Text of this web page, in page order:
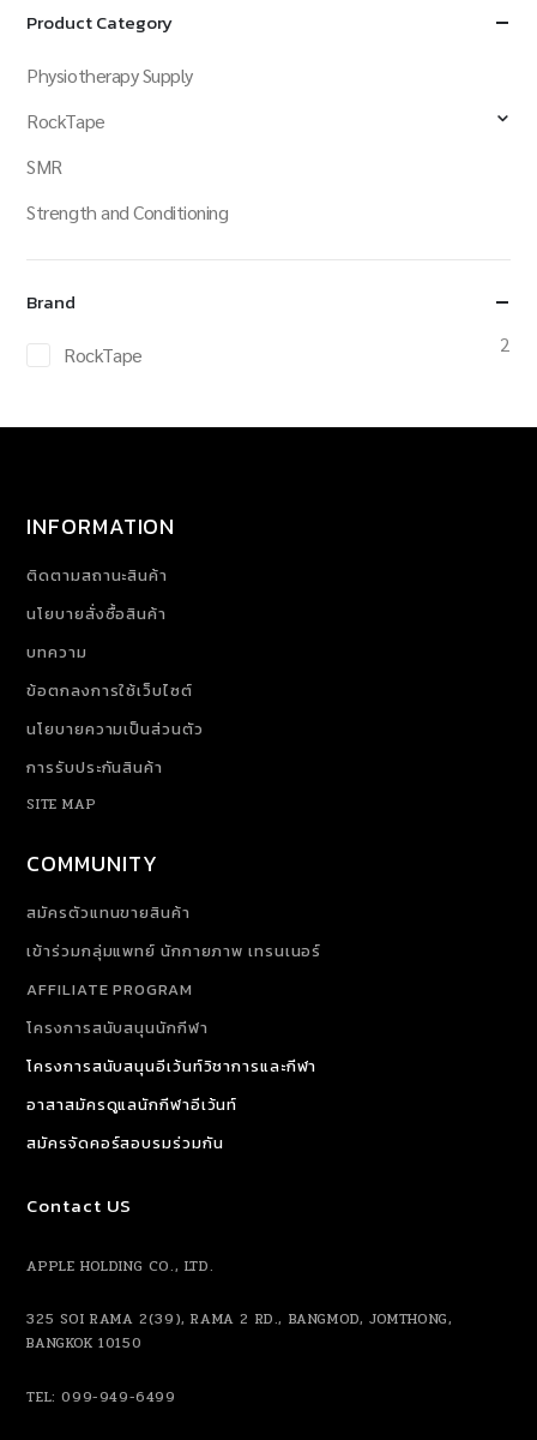
Product Category
Physiotherapy Supply
RockTape
SMR
Strength and Conditioning
Brand
RockTape 2
INFORMATION
ติดตามสถานะสินค้า
นโยบายสั่งซื้อสินค้า
บทความ
ข้อตกลงการใช้เว็บไซต์
นโยบายความเป็นส่วนตัว
การรับประกันสินค้า
SITE MAP
COMMUNITY
สมัครตัวแทนขายสินค้า
เข้าร่วมกลุ่มแพทย์ นักกายภาพ เทรนเนอร์
AFFILIATE PROGRAM
โครงการสนับสนุนนักกีฬา
โครงการสนับสนุนอีเว้นท์วิชาการและกีฬา
อาสาสมัครดูแลนักกีฬาอีเว้นท์
สมัครจัดคอร์สอบรมร่วมกัน
Contact US
APPLE HOLDING CO., LTD.
325 SOI RAMA 2(39), RAMA 2 RD., BANGMOD, JOMTHONG,
BANGKOK 10150
TEL: 099-949-6499